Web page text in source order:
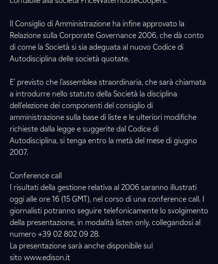
Il Consiglio di Amministrazione ha infine approvato la
Relazione sulla Corporate Governance 2006, che dà conto
di come la Società si sia adeguata al nuovo Codice di
Autodisciplina delle società quotate.
E’ previsto che l’assemblea straordinaria, che sarà chiamata
a introdurre nello statuto della Società la disciplina
dell’elezione dei componenti del consiglio di
amministrazione sulla base di liste e le ulteriori modifiche
richieste dalla legge e suggerite dal Codice di
Autodisciplina, si tenga entro la metà del mese di giugno
2007.
Conference call
I risultati della gestione relativa al 2006 saranno illustrati
oggi alle ore 16 (15 GMT), nel corso di una conference call. I
giornalisti potranno seguire telefonicamente lo svolgimento
della presentazione, in modalità listen only, collegandosi al
numero +39 02 802 09 28.
La presentazione sarà anche disponibile sul
sito www.edison.it